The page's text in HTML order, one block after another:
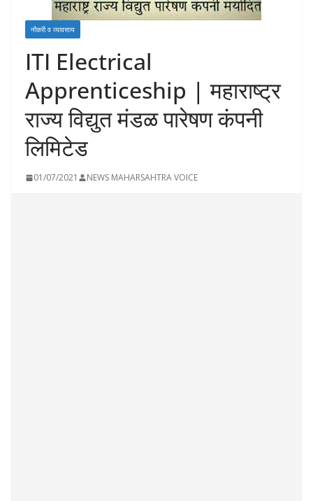
नौकरी व व्यावसाय
ITI Electrical
Apprenticeship | महाराष्ट्र
राज्य विद्युत मंडळ पारेषण कंपनी
लिमिटेड
01/07/2021 NEWS MAHARSAHTRA VOICE